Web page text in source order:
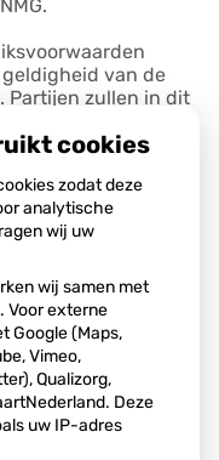
van de
Partijen zullen in dit
mogelijk is
bepaling
is gerechtigd haar
over te
of de betreffende
zijn alleen
van deze
cookies
zodat deze
analytische
wij uw
wij samen met
Voor externe
Google (Maps,
Vimeo,
Qualizorg,
Deze
uw IP-adres